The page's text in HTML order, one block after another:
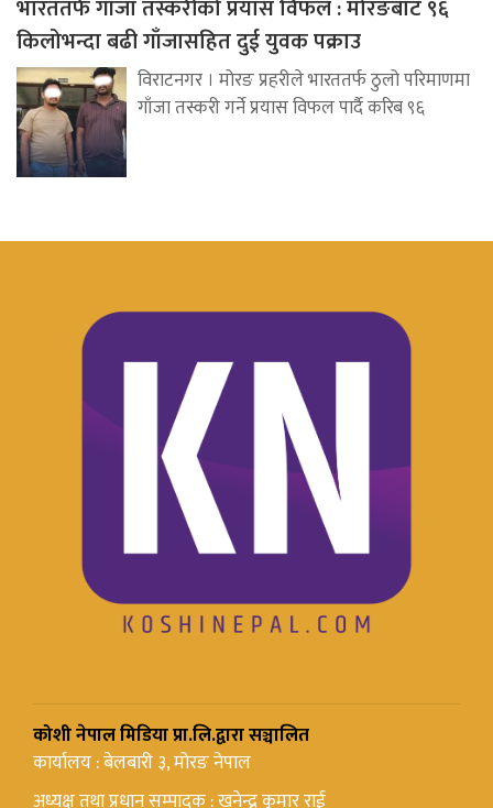
भारततर्फ गाँजा तस्करीको प्रयास विफल : मोरङबाट ९६
किलोभन्दा बढी गाँजासहित दुई युवक पक्राउ
विराटनगर । मोरङ प्रहरीले भारततर्फ ठुलो परिमाणमा
गाँजा तस्करी गर्ने प्रयास विफल पार्दै करिब ९६
कोशी नेपाल मिडिया प्रा.लि.द्वारा सञ्चालित
कार्यालय : बेलबारी ३, मोरङ नेपाल
अध्यक्ष तथा प्रधान सम्पादक : खनेन्द्र कुमार राई